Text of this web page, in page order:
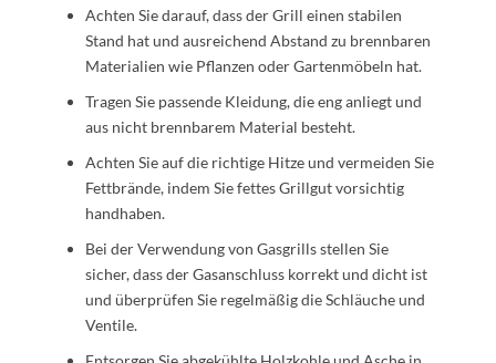
Achten Sie darauf, dass der Grill einen stabilen
Stand hat und ausreichend Abstand zu brennbaren
Materialien wie Pflanzen oder Gartenmöbeln hat.
Tragen Sie passende Kleidung, die eng anliegt und
aus nicht brennbarem Material besteht.
Achten Sie auf die richtige Hitze und vermeiden Sie
Fettbrände, indem Sie fettes Grillgut vorsichtig
handhaben.
Bei der Verwendung von Gasgrills stellen Sie
sicher, dass der Gasanschluss korrekt und dicht ist
und überprüfen Sie regelmäßig die Schläuche und
Ventile.